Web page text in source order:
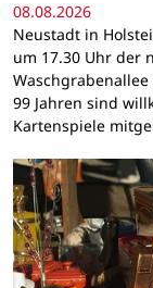
08.08.2026
Neustadt in
um 17.30 Uhr der
99 Jahren sind
Kartenspiele